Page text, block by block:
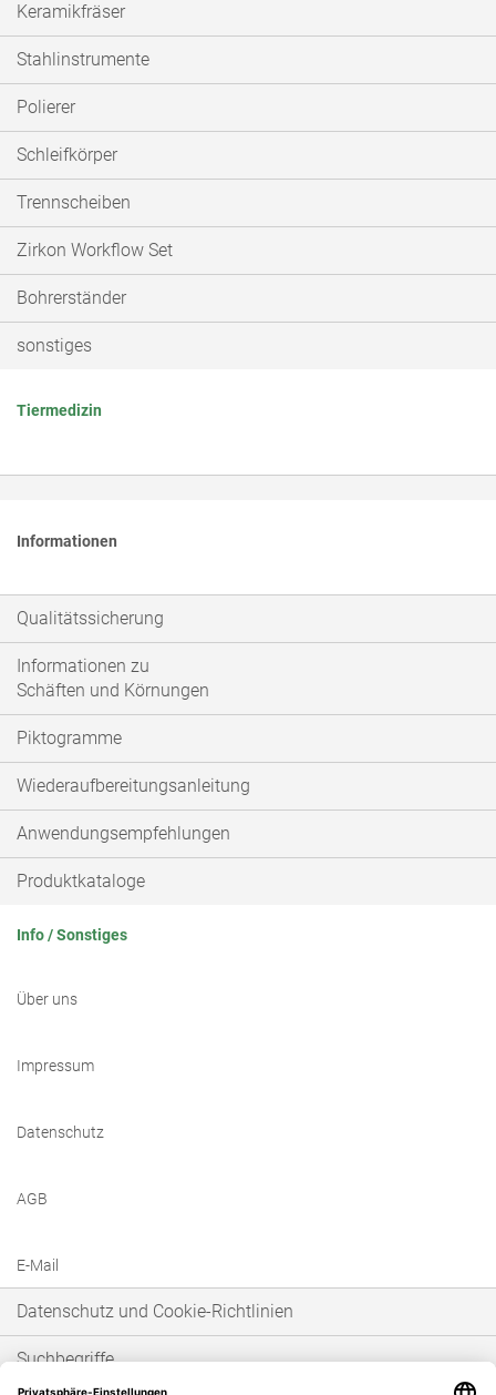
Keramikfräser
Stahlinstrumente
Polierer
Schleifkörper
Trennscheiben
Zirkon Workflow Set
Bohrerständer
sonstiges
Tiermedizin
Informationen
Qualitätssicherung
Informationen zu
Schäften und Körnungen
Piktogramme
Wiederaufbereitungsanleitung
Anwendungsempfehlungen
Produktkataloge
Info / Sonstiges
Über uns
Impressum
Datenschutz
AGB
E-Mail
Datenschutz und Cookie-Richtlinien
Suchbegriffe